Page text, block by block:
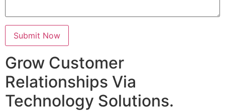
Grow Customer
Relationships Via
Technology Solutions.